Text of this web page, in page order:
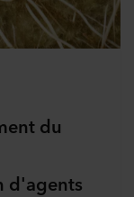
du
d'agents